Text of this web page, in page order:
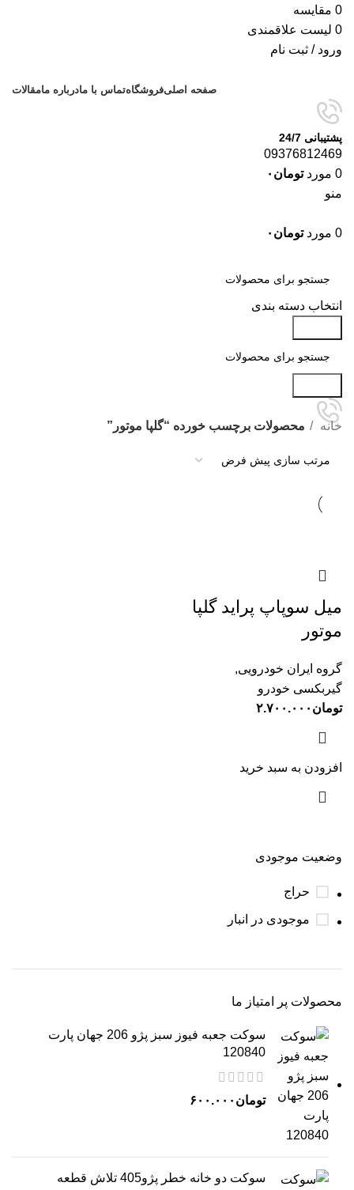
0 مقایسه
0 لیست علاقمندی
ورود / ثبت نام
صفحه اصلیفروشگاهتماس با مادرباره مامقالات
پشتیبانی 24/7
09376812469
0 مورد تومان ۰
منو
0 مورد تومان ۰
انتخاب دسته بندی
وضعیت موجودی
حراج
موجودی در انبار
محصولات پر امتیاز ما
سوکت جعبه فیوز سبز پژو 206 جهان پارت
120840
تومان ۶۰۰.۰۰۰
سوکت دو خانه خطر پژو405 تلاش قطعه
خانه محصولات برچسب خورده “گلپا موتور”
میل سوپاپ پراید گلپا
موتور
گروه ایران خودرویی,
گیربکسی خودرو
تومان ۲.۷۰۰.۰۰۰
افزودن به سبد خرید